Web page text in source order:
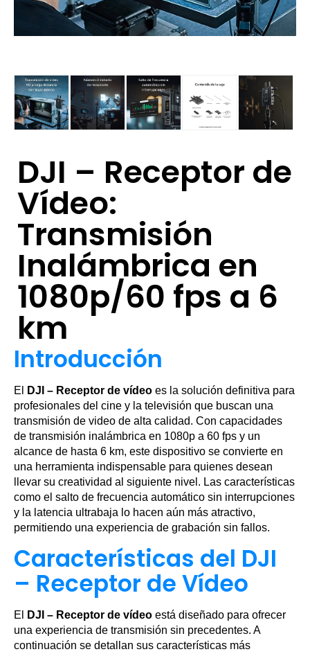
DJI – Receptor de
Vídeo:
Transmisión
Inalámbrica en
1080p/60 fps a 6
km
Introducción
El DJI – Receptor de vídeo es la solución definitiva para
profesionales del cine y la televisión que buscan una
transmisión de video de alta calidad. Con capacidades
de transmisión inalámbrica en 1080p a 60 fps y un
alcance de hasta 6 km, este dispositivo se convierte en
una herramienta indispensable para quienes desean
llevar su creatividad al siguiente nivel. Las características
como el salto de frecuencia automático sin interrupciones
y la latencia ultrabaja lo hacen aún más atractivo,
permitiendo una experiencia de grabación sin fallos.
Características del DJI
– Receptor de Vídeo
El DJI – Receptor de vídeo está diseñado para ofrecer
una experiencia de transmisión sin precedentes. A
continuación se detallan sus características más